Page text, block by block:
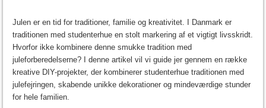
Julen er en tid for traditioner, familie og kreativitet. I Danmark er
traditionen med studenterhue en stolt markering af et vigtigt livsskridt.
Hvorfor ikke kombinere denne smukke tradition med
juleforberedelserne? I denne artikel vil vi guide jer gennem en række
kreative DIY-projekter, der kombinerer studenterhue traditionen med
julefejringen, skabende unikke dekorationer og mindeværdige stunder
for hele familien.